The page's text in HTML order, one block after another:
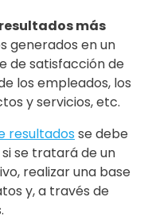
más
generados en un
de satisfacción de
los empleados, los
y servicios, etc.
resultadosse debe
se tratará de un
realizar una base
y, a través de